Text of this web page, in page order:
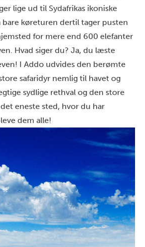
lige ud til Sydafrikas ikoniske
bare køreturen dertil tager pusten
for mere end 600 elefanter
Hvad siger du? Ja, du læste
I Addo udvides den berømte
safaridyr nemlig til havet og
sydlige rethval og den store
eneste sted, hvor du har
dem alle!